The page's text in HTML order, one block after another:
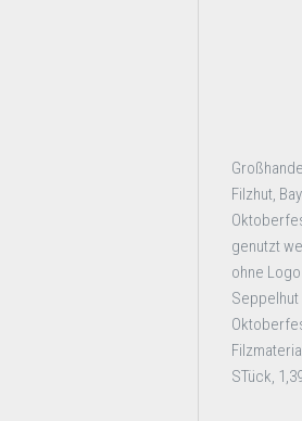
Filzhut,
genutzt
ohne
Seppelhut
STück,